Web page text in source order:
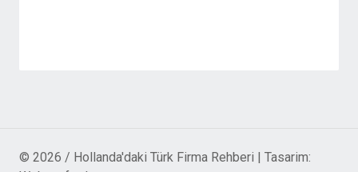
© 2026 / Hollanda'daki Türk Firma Rehberi | Tasarim: